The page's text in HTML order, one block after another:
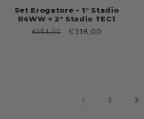
Set Erogatore – 1° Stadio
R4WW + 2° Stadio TEC1
Prezzo
€354,00
Prezzo
€318,00
1 2 3